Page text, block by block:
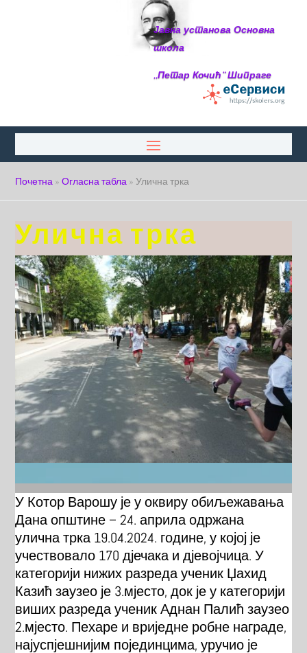
Јавна установа Основна
школа
,,Петар Кочић“ Шипраге
Почетна »Огласна табла »Улична трка
Улична трка
У Котор Варошу је у оквиру обиљежавања
Дана општине – 24. априла одржана
улична трка 19.04.2024. године, у којој је
учествовало 170 дјечака и дјевојчица. У
категорији нижих разреда ученик Џахид
Казић заузео је 3.мјесто, док је у категорији
виших разреда ученик Аднан Палић заузео
2.мјесто. Пехаре и вриједне робне награде,
најуспјешнијим појединцима, уручио је